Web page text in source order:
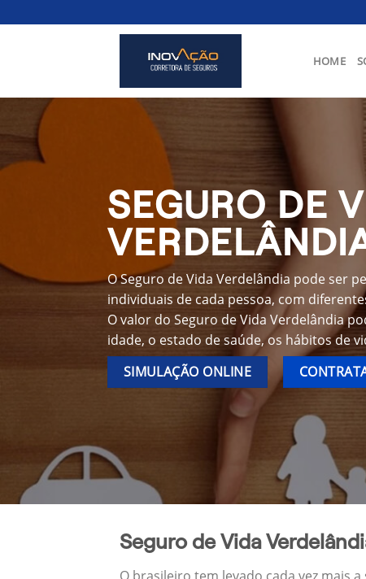
to
HOME
SEGURO DE
O Seguro de Vida Verdelândia pode ser
individuais de cada pessoa, com
O valor do Seguro de Vida Verdelândia
idade, o estado de saúde, os hábitos de
SIMULAÇÃO ONLINE
Seguro de Vida